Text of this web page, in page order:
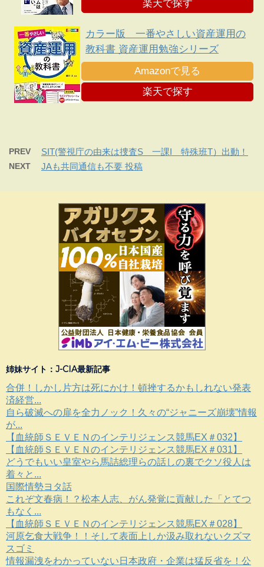
楽天で探す
カラー版 一番やさしい資産運用の
教科書 資産運用勉強シリーズ
Amazonで見る
楽天で探す
PREV SIT(警視庁の由来は捜査S 一課I 特殊班T）出動！
NEXT JAも共同通信も不要 投稿
姉妹サイト：J-CIA最新記事
合併！しかし片方は死にかけ！頓挫するかもしれない発表
済経営...
自ら破滅への扉を全力ノック！久々の“ジャニーズ崩壊”情報
が...
【血統師ＳＥＶＥＮのインテリジェンス競馬EX＃032】
【血統師ＳＥＶＥＮのインテリジェンス競馬EX＃031】
どうでもいい皇室やら馬詰総理らの話しの裏でクソ役人は
着々と...
国際情勢ヨタ話
これぞ文春病！？松本人志、がん発覚に貢献した「とてつ
もなく...
【血統師ＳＥＶＥＮのインテリジェンス競馬EX＃028】
河原乞食大戦争！！そして表面上しか汲み取れないクズマ
スゴミ
情報漏洩をわかっていない日本政府・企業は猛反省を！公